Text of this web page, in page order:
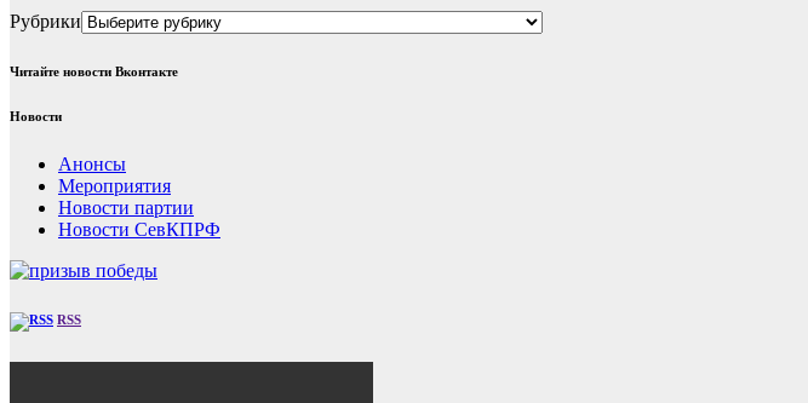
Рубрики
Читайте новости Вконтакте
Новости
Анонсы
Мероприятия
Новости партии
Новости СевКПРФ
RSS